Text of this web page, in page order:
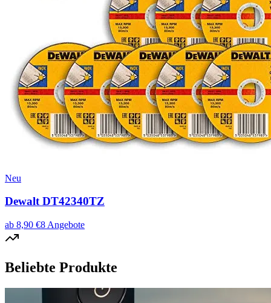
Neu
Dewalt DT42340TZ
ab 8,90 €8 Angebote
Beliebte Produkte